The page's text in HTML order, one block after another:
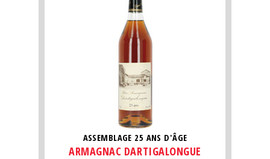
ASSEMBLAGE 25 ANS D'ÂGE
ARMAGNAC DARTIGALONGUE